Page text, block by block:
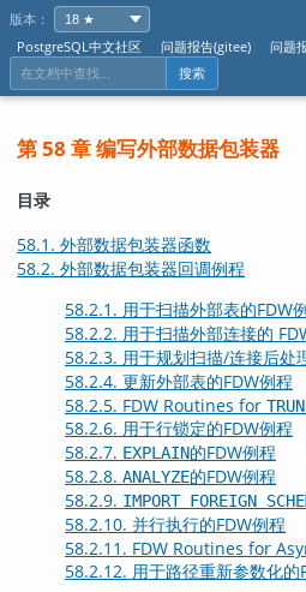
版本：
PostgreSQL中文社区
问题报告(gitee) 问题
搜索
第 58 章 编写外部数据包装器
目录
58.1. 外部数据包装器函数
58.2. 外部数据包装器回调例程
58.2.1. 用于扫描外部表的FDW
58.2.2. 用于扫描外部连接的
58.2.3. 用于规划扫描/连接后处
58.2.4. 更新外部表的FDW例程
58.2.5. FDW Routines for
58.2.6. 用于行锁定的FDW例程
58.2.7. EXPLAIN的FDW例程
58.2.8. ANALYZE的FDW例程
58.2.9. IMPORT FOREIGN
58.2.10. 并行执行的FDW例程
58.2.11. FDW Routines for
58.2.12. 用于路径重新参数化的